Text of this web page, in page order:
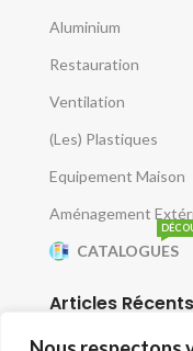
Aluminium
Restauration
Ventilation
(Les) Plastiques
Equipement Maison
Aménagement
CATALOGUES
Articles Récents